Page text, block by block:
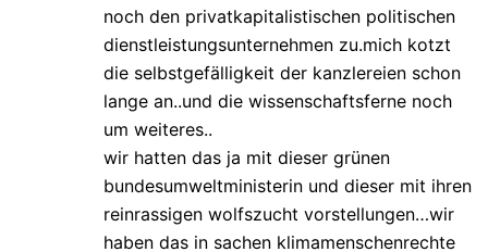
noch den privatkapitalistischen politischen
dienstleistungsunternehmen zu.mich kotzt
die selbstgefälligkeit der kanzlereien schon
lange an..und die wissenschaftsferne noch
um weiteres..
wir hatten das ja mit dieser grünen
bundesumweltministerin und dieser mit ihren
reinrassigen wolfszucht vorstellungen…wir
haben das in sachen klimamenschenrechte